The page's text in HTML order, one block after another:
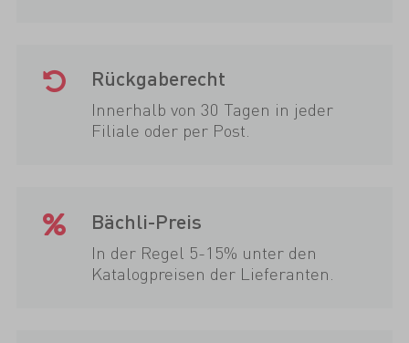
Rückgaberecht
Innerhalb von 30 Tagen in jeder
Filiale oder per Post.
Bächli-Preis
In der Regel 5-15% unter den
Katalogpreisen der Lieferanten.